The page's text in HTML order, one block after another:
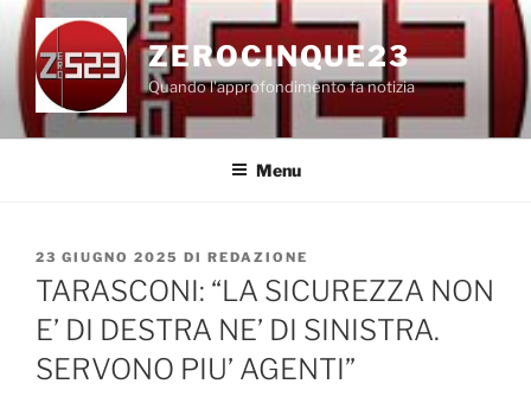
Salta
contenuto
ZEROCINQUE23
Quando l'approfondimento fa notizia
Menu
PUBBLICATO
IL
23 GIUGNO 2025 DI REDAZIONE
TARASCONI: “LA SICUREZZA NON
E’ DI DESTRA NE’ DI SINISTRA.
SERVONO PIU’ AGENTI”